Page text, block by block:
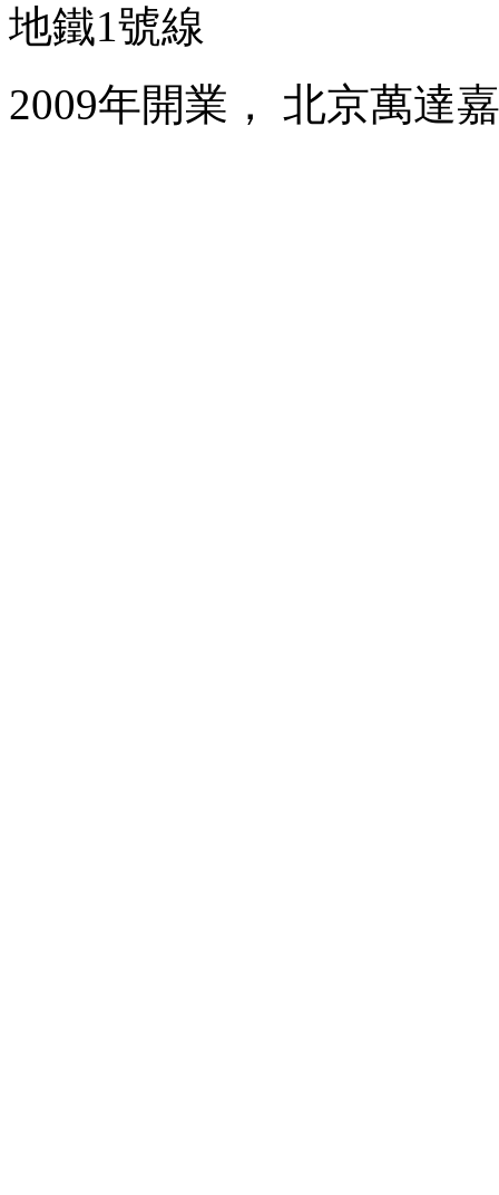
地鐵1號線
2009年開業， 北京萬